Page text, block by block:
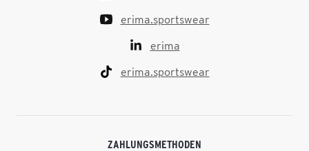
erima.sportswear
erima
erima.sportswear
ZAHLUNGSMETHODEN